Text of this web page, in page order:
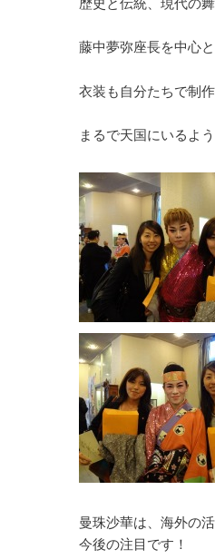
藤中夢弥座長を中心
衣装も自分たちで制
まるで天国にいるよ
曼珠沙華は、海外の
今後の注目です！